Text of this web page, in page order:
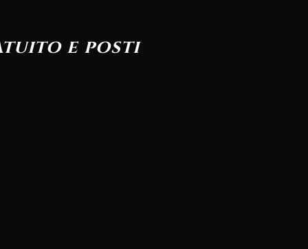
e posti